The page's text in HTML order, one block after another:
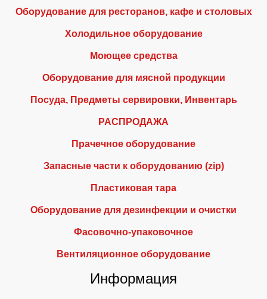
Оборудование для ресторанов, кафе и столовых
Холодильное оборудование
Моющее средства
Оборудование для мясной продукции
Посуда, Предметы сервировки, Инвентарь
РАСПРОДАЖА
Прачечное оборудование
Запасные части к оборудованию (zip)
Пластиковая тара
Оборудование для дезинфекции и очистки
Фасовочно-упаковочное
Вентиляционное оборудование
Информация